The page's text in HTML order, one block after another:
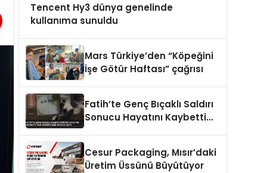
Tencent Hy3 dünya genelinde
kullanıma sunuldu
Mars Türkiye’den “Köpeğini
İşe Götür Haftası” çağrısı
Fatih’te Genç Bıçaklı Saldırı
Sonucu Hayatını Kaybetti
Cesur Packaging, Mısır’daki
Üretim Üssünü Büyütüyor